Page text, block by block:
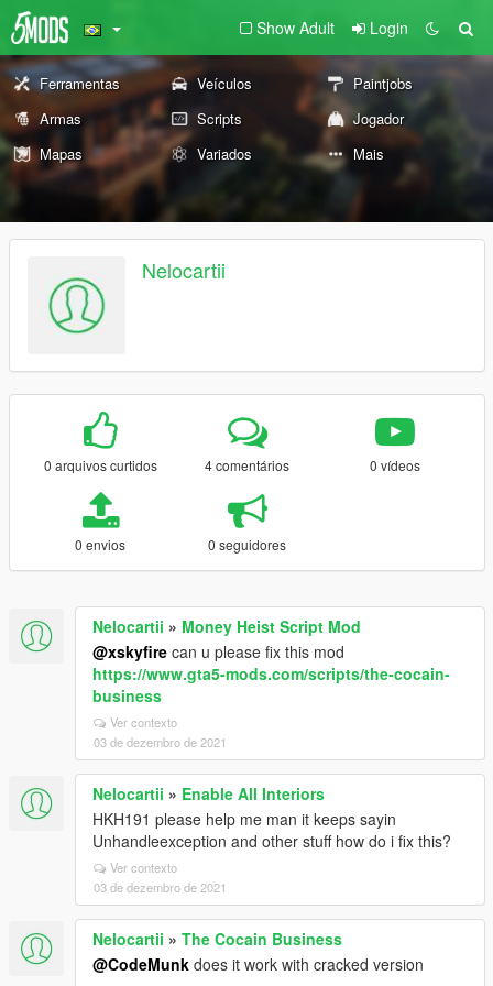
Show Adult Login
Ferramentas Veículos
Paintjobs
Armas
Scripts
Jogador
Mapas
Variados Mais
Nelocartii
0 arquivos curtidos 4 comentários 0 vídeos
0 envios 0 seguidores
Nelocartii » Money Heist Script Mod
@xskyfire can u please fix this mod
https://www.gta5-mods.com/scripts/the-cocain-
business
Ver contexto
03 de dezembro de 2021
Nelocartii » Enable All Interiors
HKH191 please help me man it keeps sayin
Unhandleexception and other stuff how do i fix this?
Ver contexto
03 de dezembro de 2021
Nelocartii » The Cocain Business
@CodeMunk does it work with cracked version